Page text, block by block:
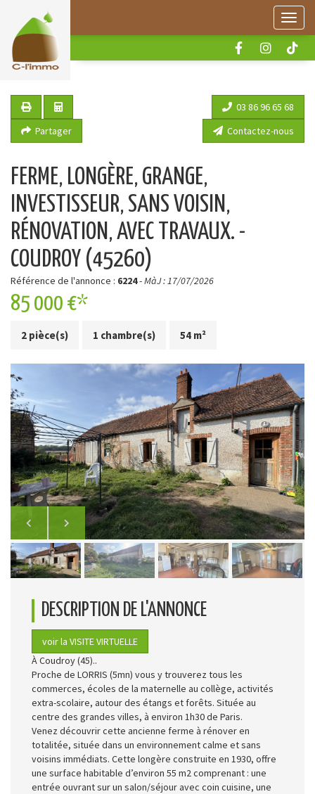
Menu
Partager
03 86 96 65 68
Contactez-nous
FERME, LONGÈRE, GRANGE,
INVESTISSEUR, SANS VOISIN,
RÉNOVATION, AVEC TRAVAUX. -
COUDROY (45260)
Référence de l'annonce : 6224-MàJ : 17/07/2026
85 000 €*
2 pièce(s) 1 chambre(s) 54 m²
DESCRIPTION DE L'ANNONCE
voir la VISITE VIRTUELLE
À Coudroy (45)..
Proche de LORRIS (5mn) vous y trouverez tous les
commerces, écoles de la maternelle au collège, activités
extra-scolaire, autour des étangs et forêts. Située au
centre des grandes villes, à environ 1h30 de Paris.
Venez découvrir cette ancienne ferme à rénover en
totalitée, située dans un environnement calme et sans
voisins immédiats. Cette longère construite en 1930, offre
une surface habitable d’environ 55 m2 comprenant : une
entrée ouvrant sur un salon/séjour avec coin cuisine, une